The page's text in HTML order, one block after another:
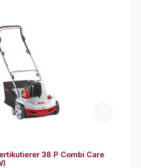
38 P Combi Care